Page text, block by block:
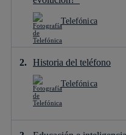
Telefónica
Historia del teléfono
Telefónica